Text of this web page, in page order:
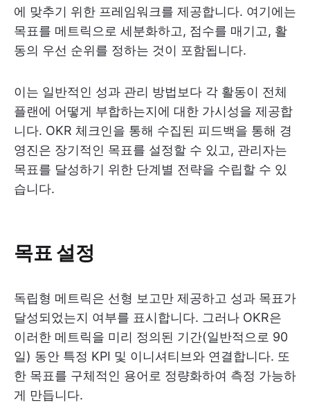
에 맞추기 위한 프레임워크를 제공합니다. 여기에는
목표를 메트릭으로 세분화하고, 점수를 매기고, 활
동의 우선 순위를 정하는 것이 포함됩니다.
이는 일반적인 성과 관리 방법보다 각 활동이 전체
플랜에 어떻게 부합하는지에 대한 가시성을 제공합
니다. OKR 체크인을 통해 수집된 피드백을 통해 경
영진은 장기적인 목표를 설정할 수 있고, 관리자는
목표를 달성하기 위한 단계별 전략을 수립할 수 있
습니다.
목표 설정
독립형 메트릭은 선형 보고만 제공하고 성과 목표가
달성되었는지 여부를 표시합니다. 그러나 OKR은
이러한 메트릭을 미리 정의된 기간(일반적으로 90
일) 동안 특정 KPI 및 이니셔티브와 연결합니다. 또
한 목표를 구체적인 용어로 정량화하여 측정 가능하
게 만듭니다.